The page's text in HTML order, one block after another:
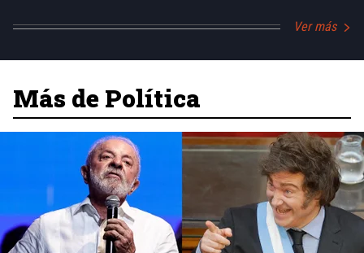
Ver más
Más de Política